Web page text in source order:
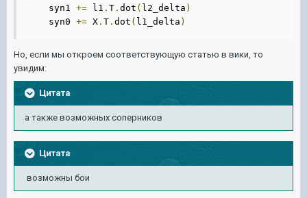
    syn1
+= l1 . T . dot ( l2_delta )
    syn0
+= X . T . dot ( l1_delta )
Но, если мы откроем соответствующую статью в вики, то
увидим:
Цитата
а также возможных соперников
Цитата
возможны бои